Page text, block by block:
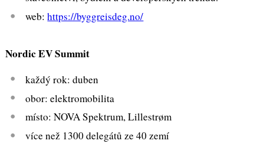
web:https://byggreisdeg.no/
Nordic EV Summit
každý rok: duben
obor: elektromobilita
místo: NOVA Spektrum, Lillestrøm
více než 1300 delegátů ze 40 zemí